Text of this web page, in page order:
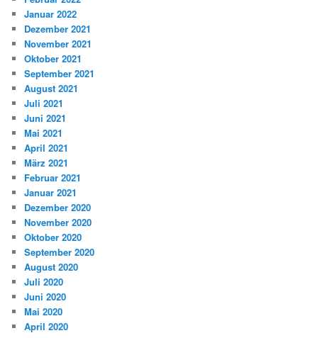
Januar 2022
Dezember 2021
November 2021
Oktober 2021
September 2021
August 2021
Juli 2021
Juni 2021
Mai 2021
April 2021
März 2021
Februar 2021
Januar 2021
Dezember 2020
November 2020
Oktober 2020
September 2020
August 2020
Juli 2020
Juni 2020
Mai 2020
April 2020